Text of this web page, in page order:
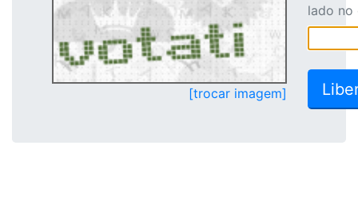
[trocar imagem]
lado no